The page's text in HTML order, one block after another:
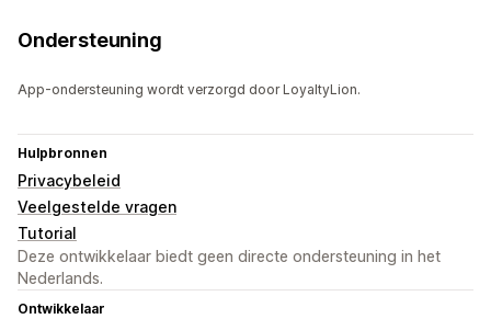
Ondersteuning
App-ondersteuning wordt verzorgd door LoyaltyLion.
Hulpbronnen
Privacybeleid
Veelgestelde vragen
Tutorial
Deze ontwikkelaar biedt geen directe ondersteuning in het
Nederlands.
Ontwikkelaar